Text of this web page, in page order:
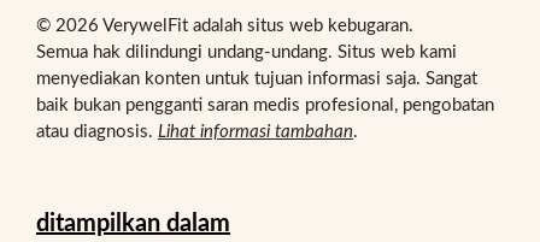
© 2026 VerywelFit adalah situs web kebugaran.
Semua hak dilindungi undang-undang. Situs web kami
menyediakan konten untuk tujuan informasi saja. Sangat
baik bukan pengganti saran medis profesional, pengobatan
atau diagnosis. Lihat informasi tambahan.
ditampilkan dalam